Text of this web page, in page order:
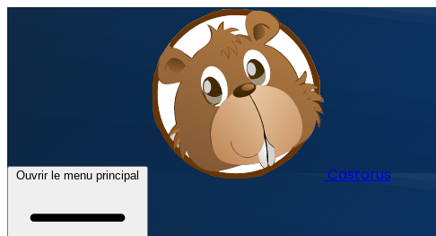
Ouvrir le menu principal Castorus